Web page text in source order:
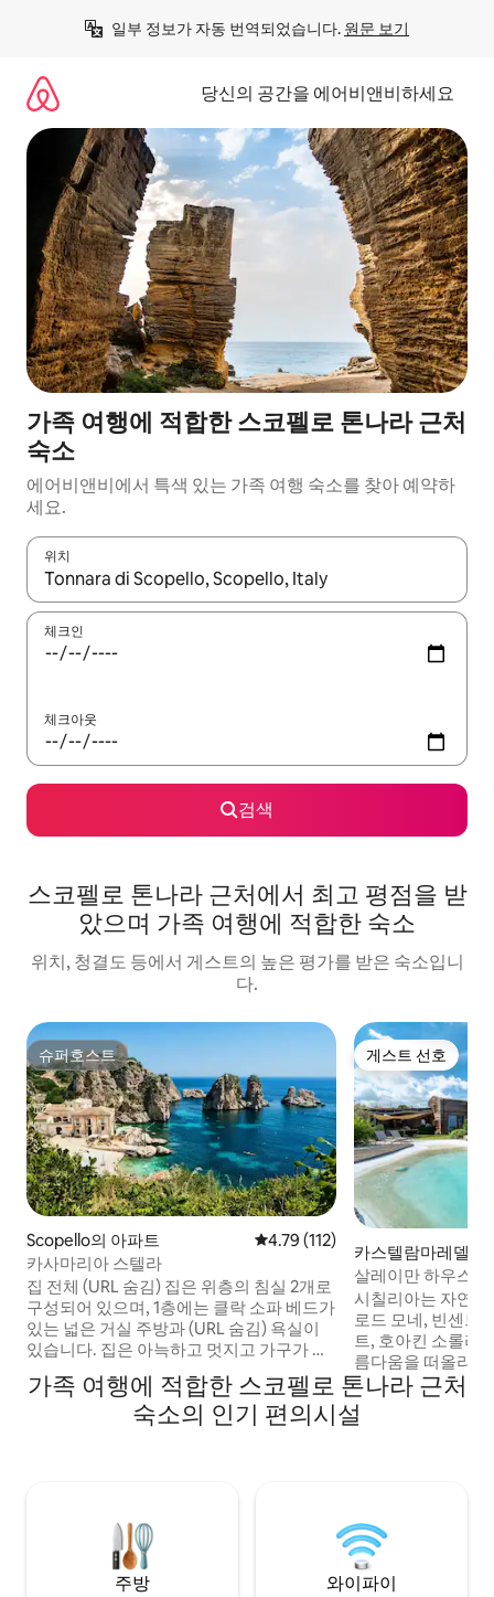
일부 정보가 자동 번역되었습니다. 원문 보기
당신의 공간을 에어비앤비하세요
가족 여행에 적합한 스코펠로 톤나라 근처
숙소
에어비앤비에서 특색 있는 가족 여행 숙소를 찾아 예약하
세요.
위치
결과가 나오면 위·아래 화살표 키를 사용하거나 터치 또는 스와이
체크인
체크아웃
검색
스코펠로 톤나라 근처에서 최고 평점을 받
았으며 가족 여행에 적합한 숙소
위치, 청결도 등에서 게스트의 높은 평가를 받은 숙소입니
다.
슈퍼호스트
슈퍼호스트
Scopello의 아파트 평점 4.79점(5점 만점), 후기 112
4.79 (112)
카사마리아 스텔라
집 전체 (URL 숨김) 집은 위층의 침실 2개로
구성되어 있으며, 1층에는 클락 소파 베드가
있는 넓은 거실 주방과 (URL 숨김) 욕실이
있습니다. 집은 아늑하고 멋지고 가구가 세
설과 에어컨이 완비되어 있습니다. 위성 TV,
식기, 접시, 세탁기, 다리미, 헤어드라이어,
침구 및 식탁보가 구비되어 있습니다. 레스
니와 가이달로카 만과 리세르바 델로 진가
로에서 몇 킬로미터 거리에 있습니다. 몇 킬
로미터 거리에 이니시 산 기슭과 아름다운
게스트 선호
게스트 선호
카스텔람마레델골
살레이만 하우스 |
시칠리아는 자연,
로드 모네, 빈센트
트, 호아킨 소롤라
름다움을 떠올리
(Casa Saleiman)
로 보호구역, 스코
Tonnara) 와 파라
바람이 주요 작업
들을 만났을 뿐입
가족 여행에 적합한 스코펠로 톤나라 근처
숙소의 인기 편의시설
주방 와이파이